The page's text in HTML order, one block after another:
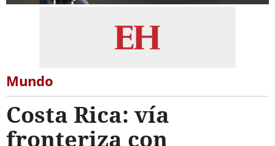
Mundo
Costa Rica: vía
fronteriza con